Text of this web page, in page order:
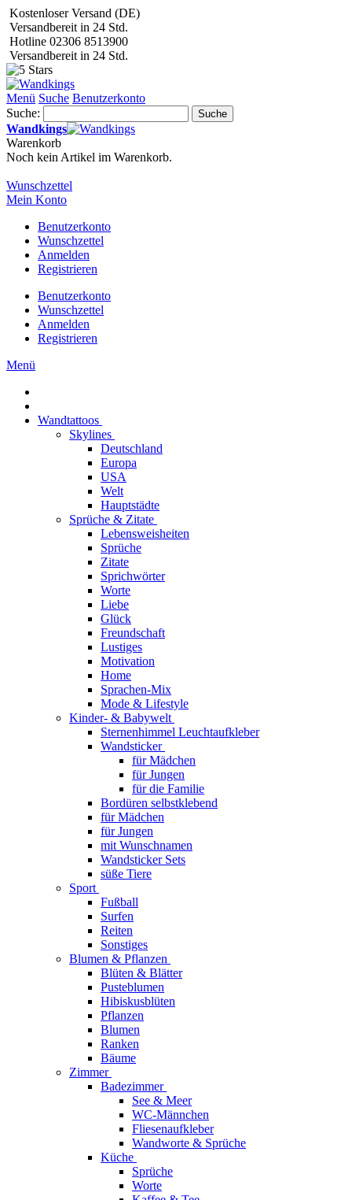
Kostenloser Versand (DE)
Versandbereit in 24 Std.
Hotline 02306 8513900
Versandbereit in 24 Std.
Menü Suche Benutzerkonto
Suche:
Suche
Wandkings
Warenkorb
Noch kein Artikel im Warenkorb.
Wunschzettel
Mein Konto
Benutzerkonto
Wunschzettel
Anmelden
Registrieren
Benutzerkonto
Wunschzettel
Anmelden
Registrieren
Menü
Wandtattoos
Skylines
Deutschland
Europa
USA
Welt
Hauptstädte
Sprüche & Zitate
Lebensweisheiten
Sprüche
Zitate
Sprichwörter
Worte
Liebe
Glück
Freundschaft
Lustiges
Motivation
Home
Sprachen-Mix
Mode & Lifestyle
Kinder- & Babywelt
Sternenhimmel Leuchtaufkleber
Wandsticker
für Mädchen
für Jungen
für die Familie
Bordüren selbstklebend
für Mädchen
für Jungen
mit Wunschnamen
Wandsticker Sets
süße Tiere
Sport
Fußball
Surfen
Reiten
Sonstiges
Blumen & Pflanzen
Blüten & Blätter
Pusteblumen
Hibiskusblüten
Pflanzen
Blumen
Ranken
Bäume
Zimmer
Badezimmer
See & Meer
WC-Männchen
Fliesenaufkleber
Wandworte & Sprüche
Küche
Sprüche
Worte